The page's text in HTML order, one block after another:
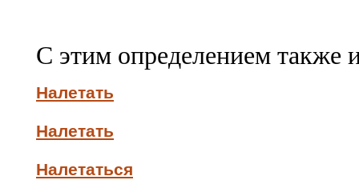
С этим определением также
Налетать
Налетать
Налетаться